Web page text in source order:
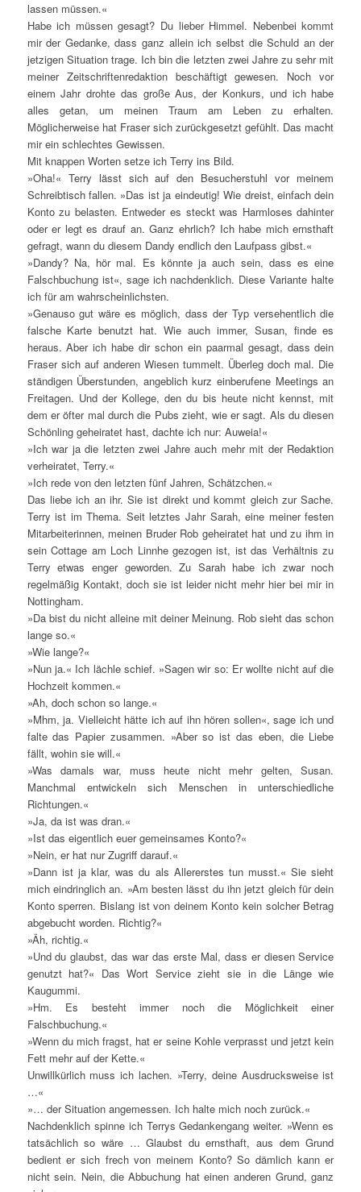
lassen müssen.«
Habe ich müssen gesagt? Du lieber Himmel. Nebenbei kommt
mir der Gedanke, dass ganz allein ich selbst die Schuld an der
jetzigen Situation trage. Ich bin die letzten zwei Jahre zu sehr mit
meiner Zeitschriftenredaktion beschäftigt gewesen. Noch vor
einem Jahr drohte das große Aus, der Konkurs, und ich habe
alles getan, um meinen Traum am Leben zu erhalten.
Möglicherweise hat Fraser sich zurückgesetzt gefühlt. Das macht
mir ein schlechtes Gewissen.
Mit knappen Worten setze ich Terry ins Bild.
»Oha!« Terry lässt sich auf den Besucherstuhl vor meinem
Schreibtisch fallen. »Das ist ja eindeutig! Wie dreist, einfach dein
Konto zu belasten. Entweder es steckt was Harmloses dahinter
oder er legt es drauf an. Ganz ehrlich? Ich habe mich ernsthaft
gefragt, wann du diesem Dandy endlich den Laufpass gibst.«
»Dandy? Na, hör mal. Es könnte ja auch sein, dass es eine
Falschbuchung ist«, sage ich nachdenklich. Diese Variante halte
ich für am wahrscheinlichsten.
»Genauso gut wäre es möglich, dass der Typ versehentlich die
falsche Karte benutzt hat. Wie auch immer, Susan, finde es
heraus. Aber ich habe dir schon ein paarmal gesagt, dass dein
Fraser sich auf anderen Wiesen tummelt. Überleg doch mal. Die
ständigen Überstunden, angeblich kurz einberufene Meetings an
Freitagen. Und der Kollege, den du bis heute nicht kennst, mit
dem er öfter mal durch die Pubs zieht, wie er sagt. Als du diesen
Schönling geheiratet hast, dachte ich nur: Auweia!«
»Ich war ja die letzten zwei Jahre auch mehr mit der Redaktion
verheiratet, Terry.«
»Ich rede von den letzten fünf Jahren, Schätzchen.«
Das liebe ich an ihr. Sie ist direkt und kommt gleich zur Sache.
Terry ist im Thema. Seit letztes Jahr Sarah, eine meiner festen
Mitarbeiterinnen, meinen Bruder Rob geheiratet hat und zu ihm in
sein Cottage am Loch Linnhe gezogen ist, ist das Verhältnis zu
Terry etwas enger geworden. Zu Sarah habe ich zwar noch
regelmäßig Kontakt, doch sie ist leider nicht mehr hier bei mir in
Nottingham.
»Da bist du nicht alleine mit deiner Meinung. Rob sieht das schon
lange so.«
»Wie lange?«
»Nun ja.« Ich lächle schief. »Sagen wir so: Er wollte nicht auf die
Hochzeit kommen.«
»Ah, doch schon so lange.«
»Mhm, ja. Vielleicht hätte ich auf ihn hören sollen«, sage ich und
falte das Papier zusammen. »Aber so ist das eben, die Liebe
fällt, wohin sie will.«
»Was damals war, muss heute nicht mehr gelten, Susan.
Manchmal entwickeln sich Menschen in unterschiedliche
Richtungen.«
»Ja, da ist was dran.«
»Ist das eigentlich euer gemeinsames Konto?«
»Nein, er hat nur Zugriff darauf.«
»Dann ist ja klar, was du als Allererstes tun musst.« Sie sieht
mich eindringlich an. »Am besten lässt du ihn jetzt gleich für dein
Konto sperren. Bislang ist von deinem Konto kein solcher Betrag
abgebucht worden. Richtig?«
»Äh, richtig.«
»Und du glaubst, das war das erste Mal, dass er diesen Service
genutzt hat?« Das Wort Service zieht sie in die Länge wie
Kaugummi.
»Hm. Es besteht immer noch die Möglichkeit einer
Falschbuchung.«
»Wenn du mich fragst, hat er seine Kohle verprasst und jetzt kein
Fett mehr auf der Kette.«
Unwillkürlich muss ich lachen. »Terry, deine Ausdrucksweise ist
…«
»… der Situation angemessen. Ich halte mich noch zurück.«
Nachdenklich spinne ich Terrys Gedankengang weiter. »Wenn es
tatsächlich so wäre … Glaubst du ernsthaft, aus dem Grund
bedient er sich frech von meinem Konto? So dämlich kann er
nicht sein. Nein, die Abbuchung hat einen anderen Grund, ganz